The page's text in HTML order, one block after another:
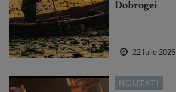
Dobrogei
22 Iulie 2026
NOUTATI